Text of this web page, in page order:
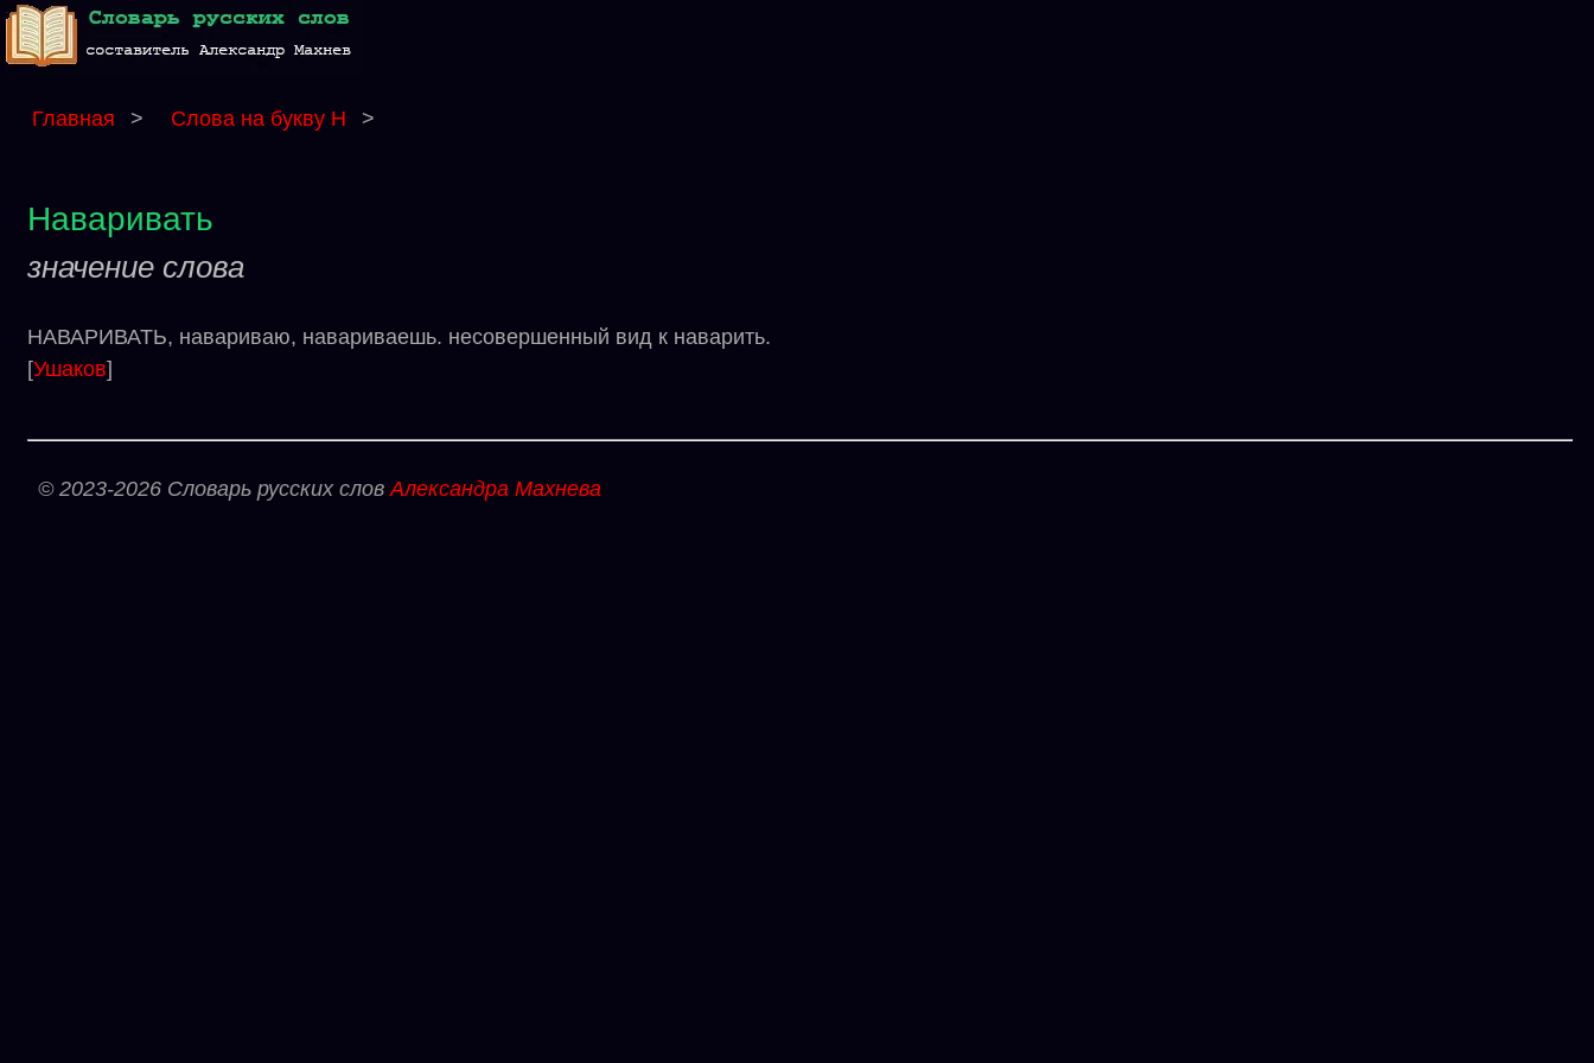
Главная > Слова на букву Н >
Наваривать
значение слова
НАВАРИВАТЬ, навариваю, навариваешь. несовершенный вид к наварить.
[Ушаков]
© 2023-2026 Словарь русских словАлександра Махнева